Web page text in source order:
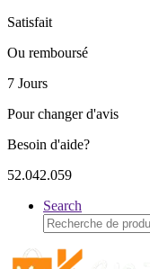
Satisfait
Ou remboursé
7 Jours
Pour changer d'avis
Besoin d'aide?
52.042.059
Search
Recherche
pour :